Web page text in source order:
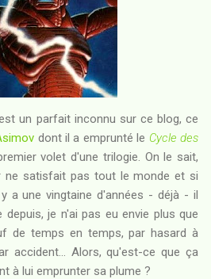
un parfait inconnu sur ce blog, ce
dont il a emprunté le Cycle des
volet d'une trilogie. On le sait,
ne satisfait pas tout le monde et si
a une vingtaine d'années - déjà - il
je n'ai pas eu envie plus que
de temps en temps, par hasard à
accident... Alors, qu'est-ce que ça
à lui emprunter sa plume ?